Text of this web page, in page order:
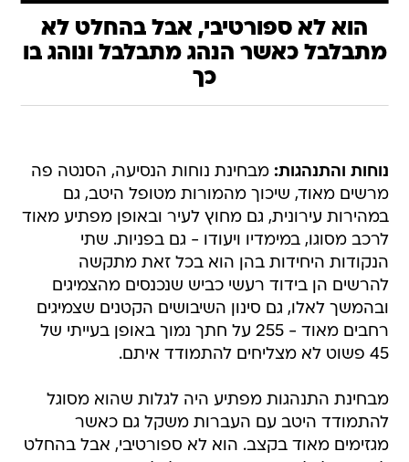
הוא לא ספורטיבי, אבל בהחלט לא
מתבלבל כאשר הנהג מתבלבל ונוהג בו
כך
נוחות והתנהגות: מבחינת נוחות הנסיעה, הסנטה פה
מרשים מאוד, שיכוך מהמורות מטופל היטב, גם
במהירות עירונית, גם מחוץ לעיר ובאופן מפתיע מאוד
לרכב מסוגו, במימדיו ויעודו - גם בפניות. שתי
הנקודות היחידות בהן הוא בכל זאת מתקשה
להרשים הן בידוד רעשי כביש שנכנסים מהצמיגים
ובהמשך לאלו, גם סינון השיבושים הקטנים שצמיגים
רחבים מאוד - 255 על חתך נמוך באופן בעייתי של
45 פשוט לא מצליחים להתמודד איתם.
מבחינת התנהגות מפתיע היה לגלות שהוא מסוגל
להתמודד היטב עם העברות משקל גם כאשר
מגזימים מאוד בקצב. הוא לא ספורטיבי, אבל בהחלט